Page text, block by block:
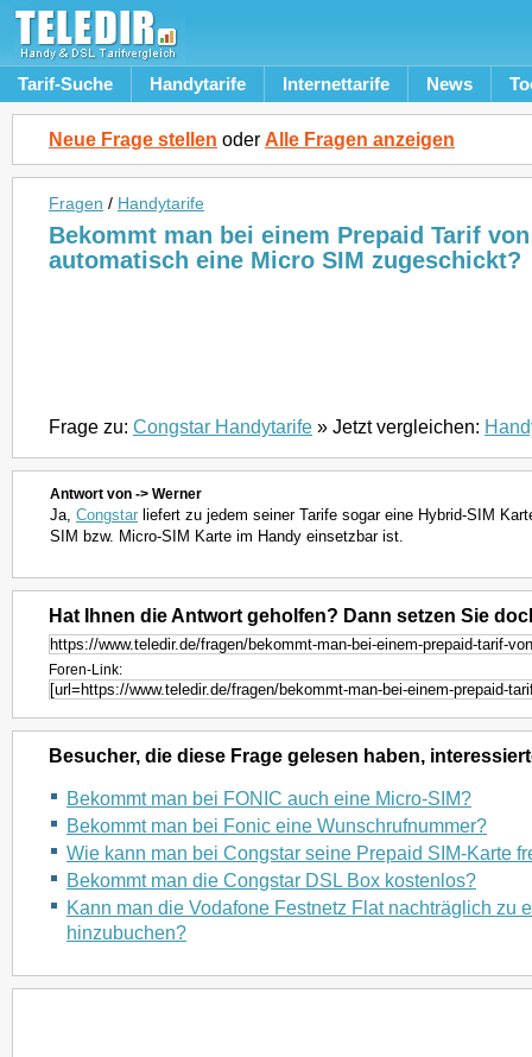
Tarif-Suche Handytarife Internettarife News
Neue Frage stellen oder Alle Fragen anzeigen
Fragen / Handytarife
Bekommt man bei einem Prepaid Tarif
automatisch eine Micro SIM zugeschickt?
Frage zu: Congstar Handytarife » Jetzt vergleichen:
Antwort von -> Werner
Ja, Congstar liefert zu jedem seiner Tarife sogar eine Hybrid-SIM
SIM bzw. Micro-SIM Karte im Handy einsetzbar ist.
Hat Ihnen die Antwort geholfen? Dann setzen Sie
Foren-Link:
Besucher, die diese Frage gelesen haben,
Bekommt man bei FONIC auch eine Micro-SIM?
Bekommt man bei Fonic eine Wunschrufnummer?
Wie kann man bei Congstar seine Prepaid SIM-Karte
Bekommt man die Congstar DSL Box kostenlos?
Kann man die Vodafone Festnetz Flat nachträglich zu
hinzubuchen?